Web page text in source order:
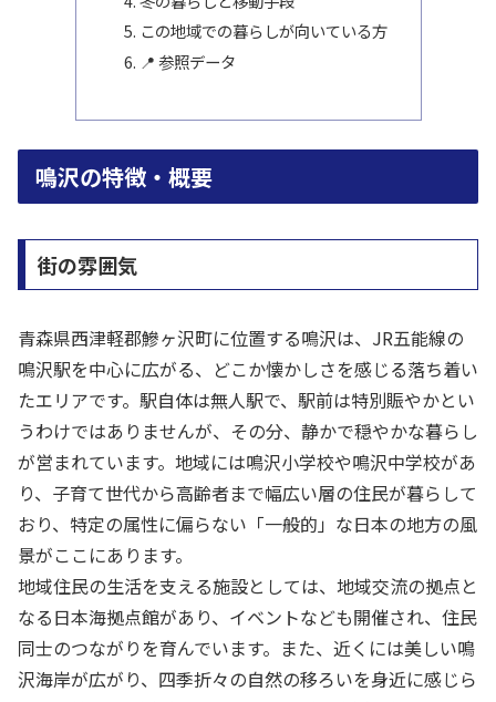
この地域での暮らしが向いている方
📍 参照データ
鳴沢の特徴・概要
街の雰囲気
青森県西津軽郡鰺ヶ沢町に位置する鳴沢は、JR五能線の
鳴沢駅を中心に広がる、どこか懐かしさを感じる落ち着い
たエリアです。駅自体は無人駅で、駅前は特別賑やかとい
うわけではありませんが、その分、静かで穏やかな暮らし
が営まれています。地域には鳴沢小学校や鳴沢中学校があ
り、子育て世代から高齢者まで幅広い層の住民が暮らして
おり、特定の属性に偏らない「一般的」な日本の地方の風
景がここにあります。
地域住民の生活を支える施設としては、地域交流の拠点と
なる日本海拠点館があり、イベントなども開催され、住民
同士のつながりを育んでいます。また、近くには美しい鳴
沢海岸が広がり、四季折々の自然の移ろいを身近に感じら